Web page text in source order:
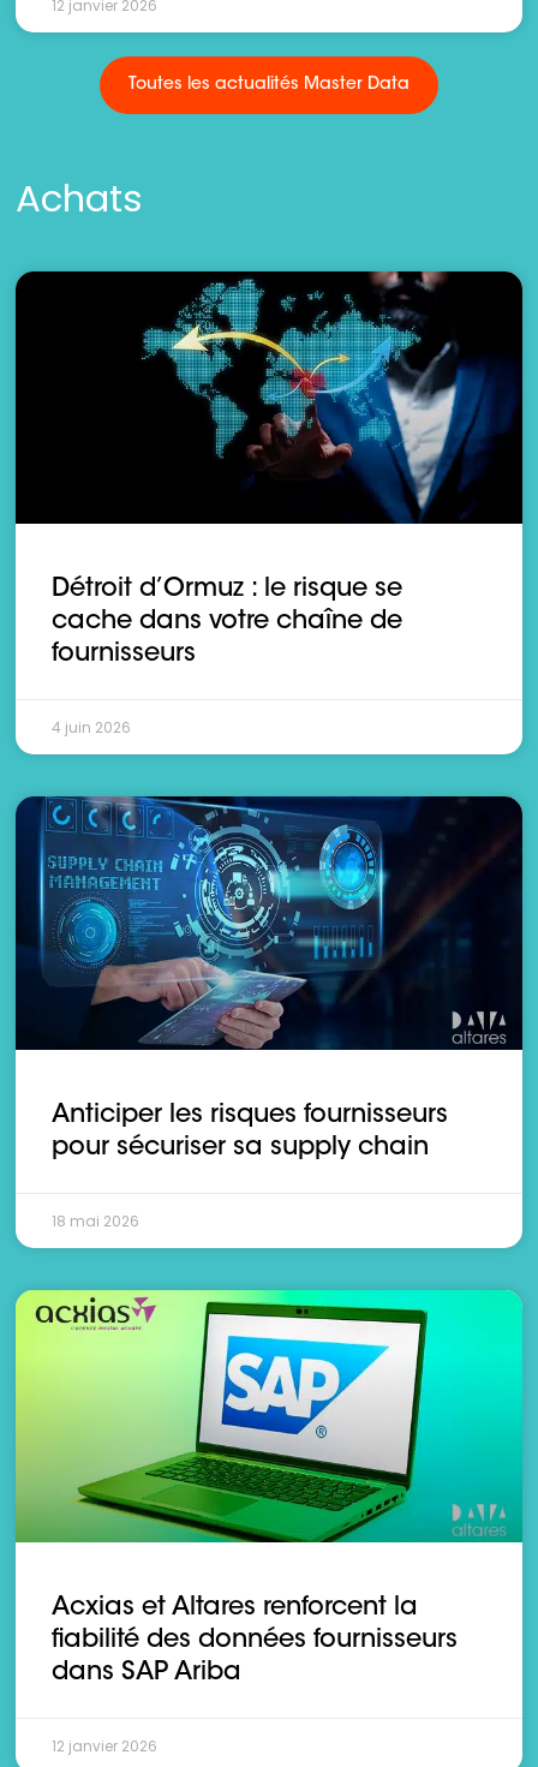
12 janvier 2026
Toutes les actualités Master Data
Achats
Détroit d’Ormuz : le risque se
cache dans votre chaîne de
fournisseurs
4 juin 2026
Anticiper les risques fournisseurs
pour sécuriser sa supply chain
18 mai 2026
Acxias et Altares renforcent la
fiabilité des données fournisseurs
dans SAP Ariba
12 janvier 2026